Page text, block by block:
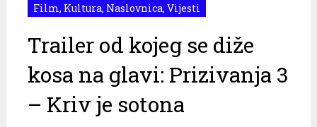
Film, Kultura, Naslovnica, Vijesti
Trailer od kojeg se diže
kosa na glavi: Prizivanja 3
– Kriv je sotona